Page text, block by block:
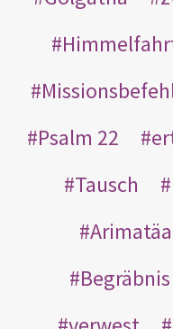
Psalm 22
Tausch
Arimatäa
Begräbnis